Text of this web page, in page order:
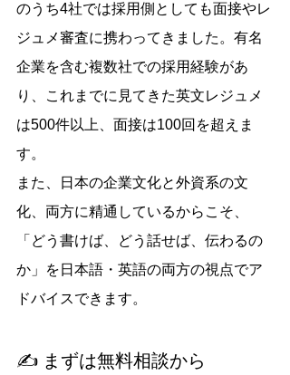
のうち4社では採用側としても面接やレ
ジュメ審査に携わってきました。有名
企業を含む複数社での採用経験があ
り、これまでに見てきた英文レジュメ
は500件以上、面接は100回を超えま
す。
また、日本の企業文化と外資系の文
化、両方に精通しているからこそ、
「どう書けば、どう話せば、伝わるの
か」を日本語・英語の両方の視点でア
ドバイスできます。
✍️ まずは無料相談から